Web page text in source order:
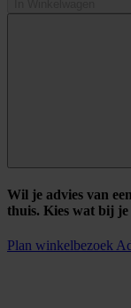
Wil je advies van
thuis. Kies wat bij je
Plan winkelbezoek